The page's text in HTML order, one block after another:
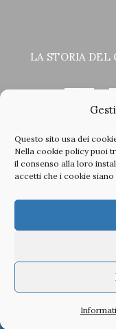
Questo sito usa dei
Nella cookie policypuoi
il consenso alla loro
accetti che i cookie siano
LA STORIA DEL
<
tutti i nostri vecchi
© 2026